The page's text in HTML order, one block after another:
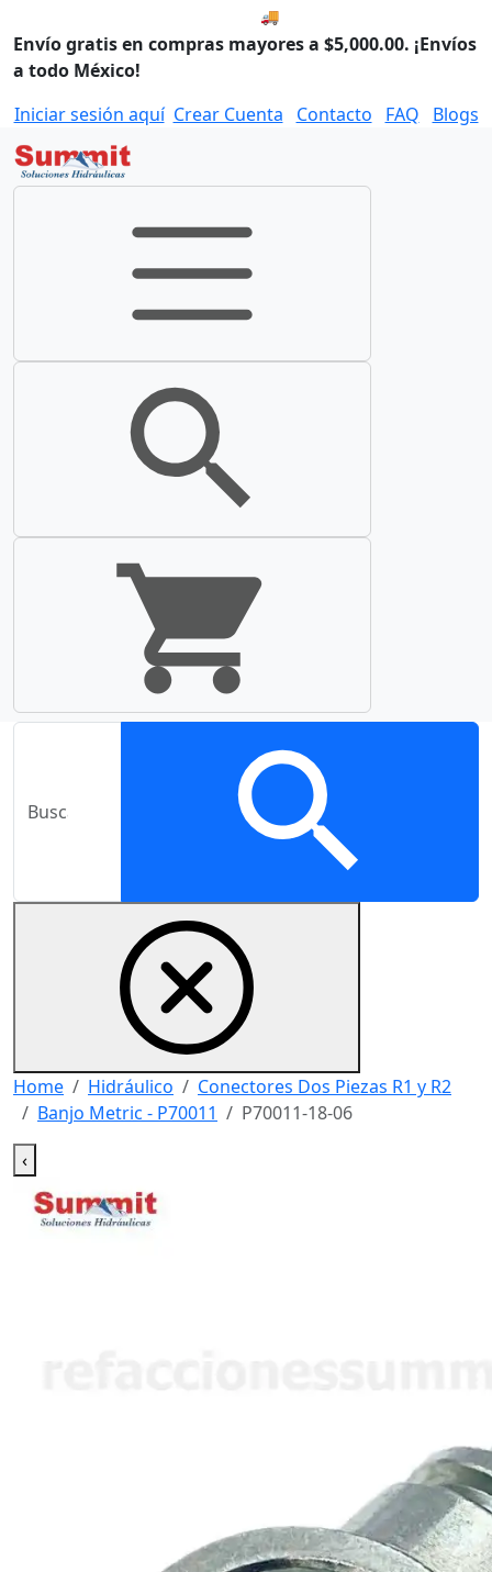
🚚 Envío el Viernes, 07 de
Envío gratis en compras mayores a $5,000.00. ¡Envíos
a todo México!
Iniciar sesión aquí Crear Cuenta Contacto FAQ Blogs
Home Hidráulico
Conectores Dos Piezas R1 y R2
Banjo Metric - P70011
P70011-18-06
‹